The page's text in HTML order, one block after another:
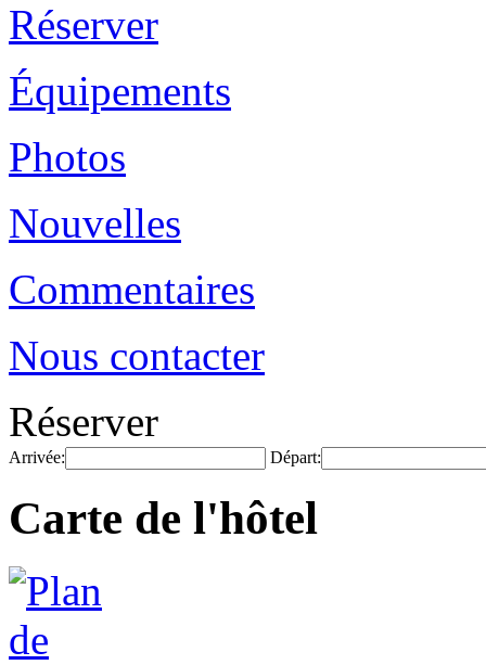
Réserver
Équipements
Photos
Nouvelles
Commentaires
Nous contacter
Réserver
Arrivée: Départ:
Carte de l'hôtel